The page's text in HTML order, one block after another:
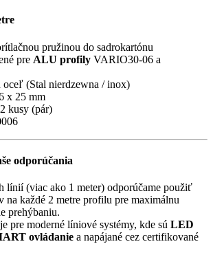
pružinou do sadrokartónu
pre ALU profily VARIO30-06 a
oceľ (Stal nierdzewna / inox)
x 25 mm
kusy (pár)
odporúčania
línií (viac ako 1 meter) odporúčame použiť
na každé 2 metre profilu pre maximálnu
prehýbaniu.
pre moderné líniové systémy, kde sú LED
ovládanie a napájané cez certifikované